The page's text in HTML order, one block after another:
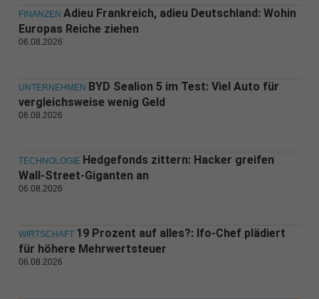
FINANZEN Adieu Frankreich, adieu Deutschland: Wohin
Europas Reiche ziehen
06.08.2026
UNTERNEHMEN BYD Sealion 5 im Test: Viel Auto für
vergleichsweise wenig Geld
06.08.2026
TECHNOLOGIE Hedgefonds zittern: Hacker greifen
Wall-Street-Giganten an
06.08.2026
WIRTSCHAFT 19 Prozent auf alles?: Ifo-Chef plädiert
für höhere Mehrwertsteuer
06.08.2026